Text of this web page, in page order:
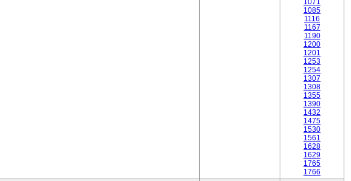
1071
1085
1116
1167
1190
1200
1201
1253
1254
1307
1308
1355
1390
1432
1475
1530
1561
1628
1629
1765
1766